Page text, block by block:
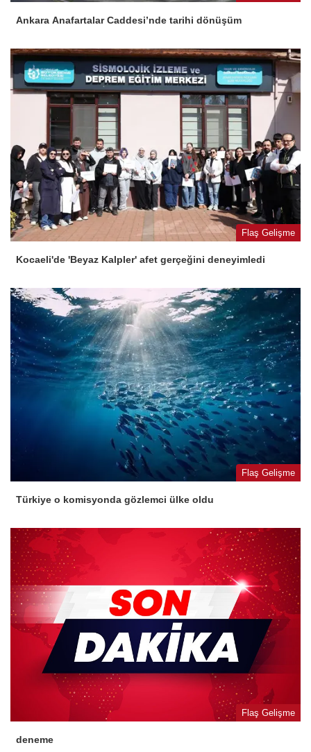
Ankara Anafartalar Caddesi’nde tarihi dönüşüm
Flaş Gelişme
Kocaeli'de 'Beyaz Kalpler' afet gerçeğini deneyimledi
Flaş Gelişme
Türkiye o komisyonda gözlemci ülke oldu
Flaş Gelişme
deneme